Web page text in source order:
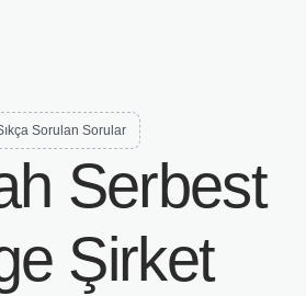
Sorulan Sorular
Serbest
Şirket